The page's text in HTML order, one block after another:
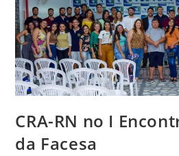
CRA-RN no I
da Facesa